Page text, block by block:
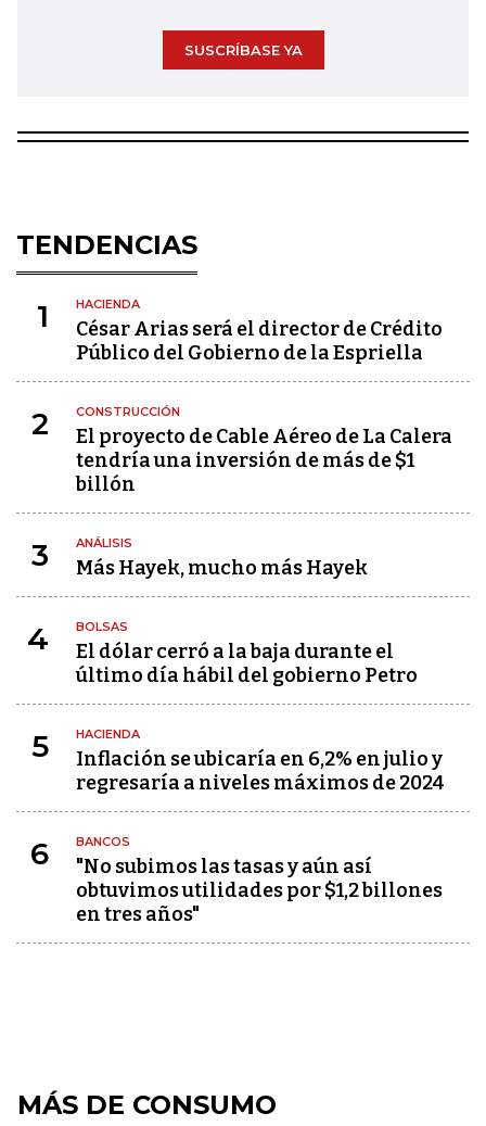
SUSCRÍBASE YA
TENDENCIAS
1 HACIENDA
César Arias será el director de Crédito
Público del Gobierno de la Espriella
2 CONSTRUCCIÓN
El proyecto de Cable Aéreo de La Calera
tendría una inversión de más de $1
billón
3 ANÁLISIS
Más Hayek, mucho más Hayek
4 BOLSAS
El dólar cerró a la baja durante el
último día hábil del gobierno Petro
5 HACIENDA
Inflación se ubicaría en 6,2% en julio y
regresaría a niveles máximos de 2024
6 BANCOS
"No subimos las tasas y aún así
obtuvimos utilidades por $1,2 billones
en tres años"
MÁS DE CONSUMO